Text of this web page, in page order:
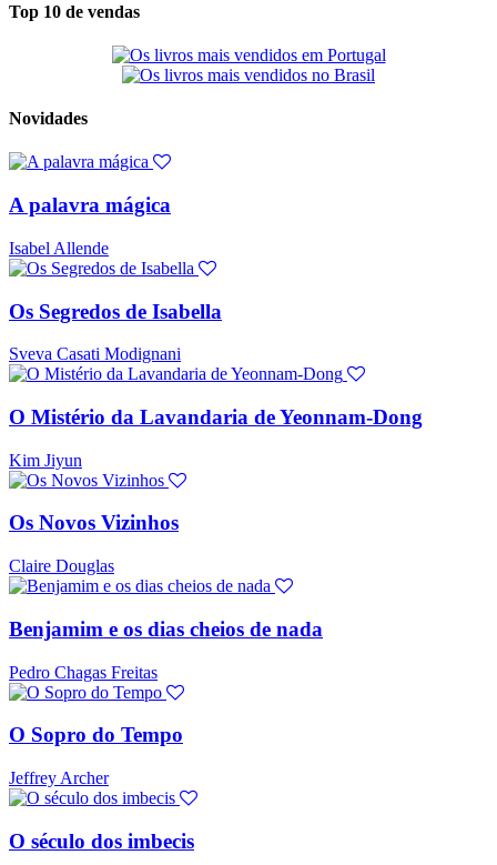
Top 10 de vendas
Novidades
A palavra mágica
Isabel Allende
Os Segredos de Isabella
Sveva Casati Modignani
O Mistério da Lavandaria de Yeonnam-Dong
Kim Jiyun
Os Novos Vizinhos
Claire Douglas
Benjamim e os dias cheios de nada
Pedro Chagas Freitas
O Sopro do Tempo
Jeffrey Archer
O século dos imbecis